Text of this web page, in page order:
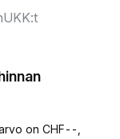
UKK:t
on CHF--,